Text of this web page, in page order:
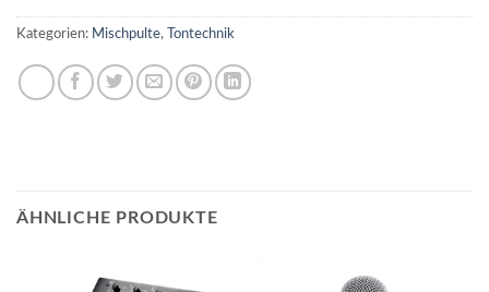
Kategorien: Mischpulte, Tontechnik
ÄHNLICHE PRODUKTE